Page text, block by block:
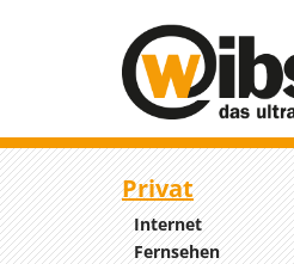
Privat
Internet
Fernsehen